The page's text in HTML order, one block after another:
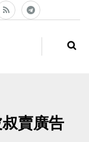
賣廣告